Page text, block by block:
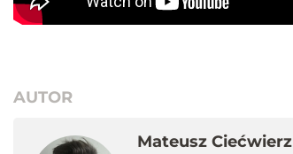
AUTOR
Mateusz Ciećwierz